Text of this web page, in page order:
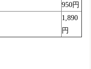
950円
1,890
円